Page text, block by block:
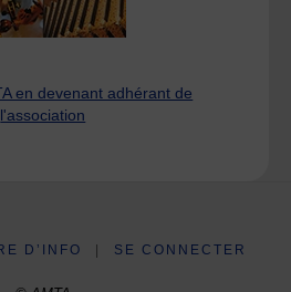
en devenant adhérant de
l'association
D’INFO SE CONNECTER